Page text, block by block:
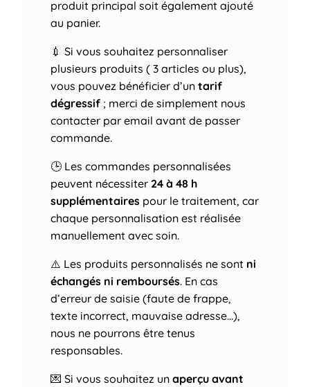
produit principal soit également ajouté
au panier.
💉 Si vous souhaitez personnaliser
plusieurs produits ( 3 articles ou plus),
vous pouvez bénéficier d’un tarif
dégressif ; merci de simplement nous
contacter par email avant de passer
commande.
🕒 Les commandes personnalisées
peuvent nécessiter 24 à 48 h
supplémentaires pour le traitement, car
chaque personnalisation est réalisée
manuellement avec soin.
⚠️ Les produits personnalisés ne sont ni
échangés ni remboursés. En cas
d’erreur de saisie (faute de frappe,
texte incorrect, mauvaise adresse…),
nous ne pourrons être tenus
responsables.
💌 Si vous souhaitez un aperçu avant